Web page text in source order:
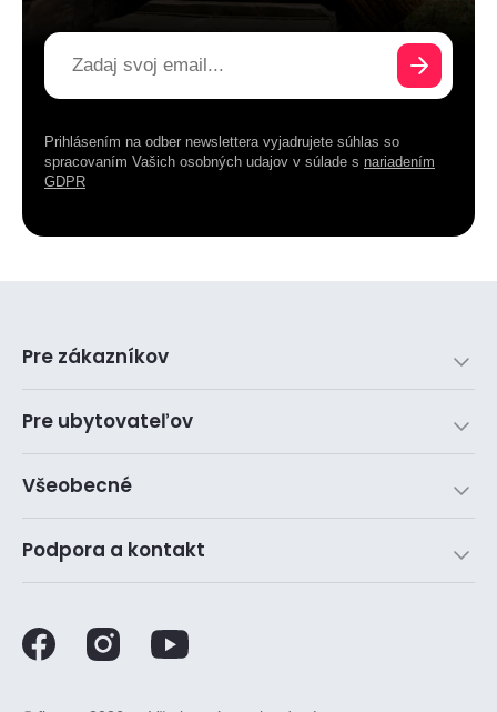
Prihlásením na odber newslettera vyjadrujete súhlas so
spracovaním Vašich osobných udajov v súlade s nariadením
GDPR
Pre zákazníkov
Pre ubytovateľov
Všeobecné
Podpora a kontakt